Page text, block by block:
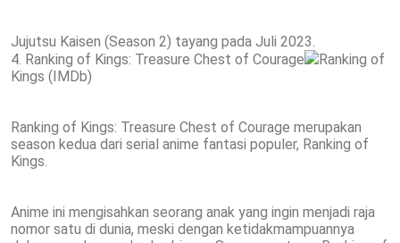
Jujutsu Kaisen (Season 2) tayang pada Juli 2023.
4. Ranking of Kings: Treasure Chest of Courage
Ranking of
Kings (IMDb)
Ranking of Kings: Treasure Chest of Courage merupakan
season kedua dari serial anime fantasi populer, Ranking of
Kings.
Anime ini mengisahkan seorang anak yang ingin menjadi raja
nomor satu di dunia, meski dengan ketidakmampuannya